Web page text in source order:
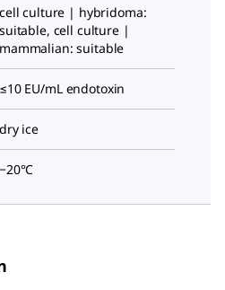
cell culture | hybridoma:
suitable, cell culture |
mammalian: suitable
≤10 EU/mL endotoxin
dry ice
−20°C